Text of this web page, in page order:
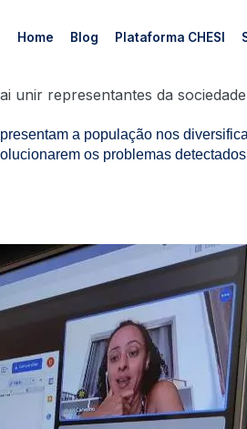
Home Blog Plataforma CHESI
unir representantes da
a população nos
os problemas